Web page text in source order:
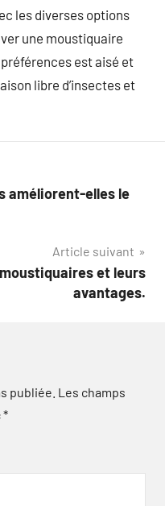
les diverses options
une moustiquaire
est aisé et
libre d’insectes et
améliorent-elles le
Article suivant
et leurs
avantages.
publiée. Les champs
*